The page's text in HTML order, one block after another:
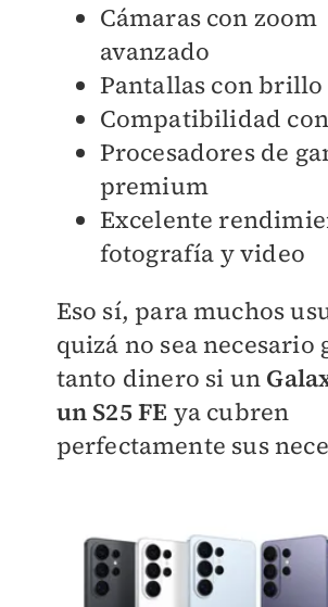
Cámaras con zoom
avanzado
Pantallas con
Compatibilidad con
Procesadores de
premium
Excelente
fotografía y video
Eso sí, para muchos
quizá no sea necesario
tanto dinero si un
un S25 FE ya cubren
perfectamente sus